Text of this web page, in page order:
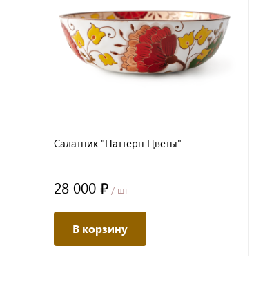
Салатник "Паттерн Цветы"
28 000 ₽ / шт
В корзину